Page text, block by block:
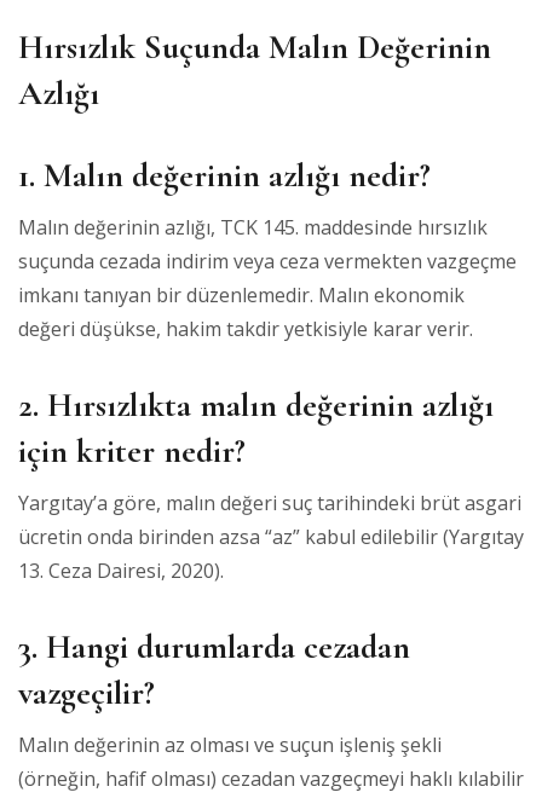
Hırsızlık Suçunda Malın Değerinin
Azlığı
1. Malın değerinin azlığı nedir?
Malın değerinin azlığı, TCK 145. maddesinde hırsızlık
suçunda cezada indirim veya ceza vermekten vazgeçme
imkanı tanıyan bir düzenlemedir. Malın ekonomik
değeri düşükse, hakim takdir yetkisiyle karar verir.
2. Hırsızlıkta malın değerinin azlığı
için kriter nedir?
Yargıtay’a göre, malın değeri suç tarihindeki brüt asgari
ücretin onda birinden azsa “az” kabul edilebilir (Yargıtay
13. Ceza Dairesi, 2020).
3. Hangi durumlarda cezadan
vazgeçilir?
Malın değerinin az olması ve suçun işleniş şekli
(örneğin, hafif olması) cezadan vazgeçmeyi haklı kılabilir